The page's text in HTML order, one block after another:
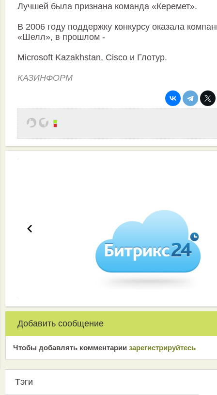
Лучшей была признана команда «Керемет».
В 2006 году поддержку конкурсу оказала
«Шелл», в прошлом -
Microsoft Kazakhstan, Cisco и Глотур.
КАЗИНФОРМ
Добавить сообщение
Чтобы добавлять комментарии зарeгиcтрирyйтeсь
Тэги